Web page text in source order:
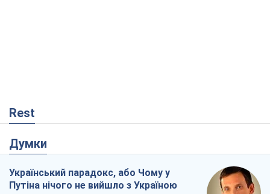
Rest
Думки
Український парадокс, або Чому у
Путіна нічого не вийшло з Україною